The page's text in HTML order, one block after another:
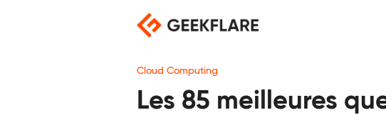
Cloud Computing
Les 85 meilleures